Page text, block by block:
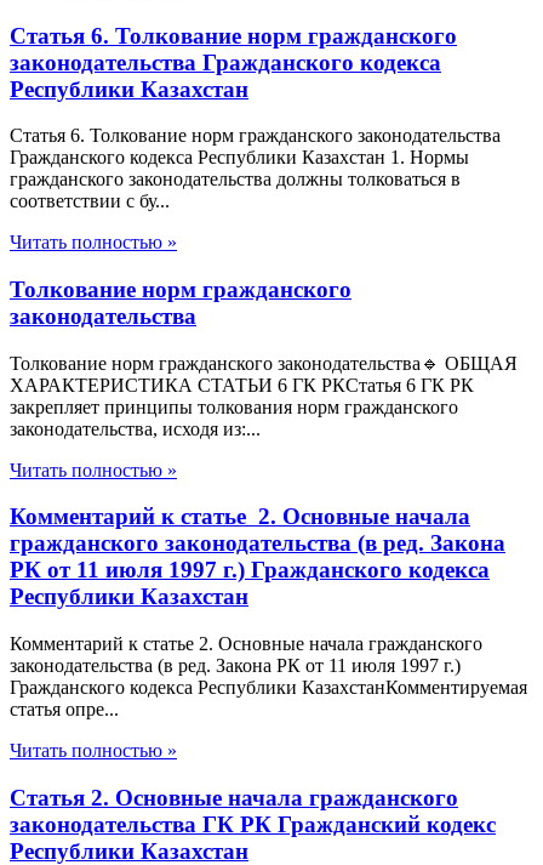
Статья 6. Толкование норм гражданского
законодательства Гражданского кодекса
Республики Казахстан
Статья 6. Толкование норм гражданского законодательства
Гражданского кодекса Республики Казахстан 1. Нормы
гражданского законодательства должны толковаться в
соответствии с бу...
Читать полностью »
Толкование норм гражданского
законодательства
Толкование норм гражданского законодательства🔹 ОБЩАЯ
ХАРАКТЕРИСТИКА СТАТЬИ 6 ГК РКСтатья 6 ГК РК
закрепляет принципы толкования норм гражданского
законодательства, исходя из:...
Читать полностью »
Комментарий к статье 2. Основные начала
гражданского законодательства (в ред. Закона
РК от 11 июля 1997 г.) Гражданского кодекса
Республики Казахстан
Комментарий к статье 2. Основные начала гражданского
законодательства (в ред. Закона РК от 11 июля 1997 г.)
Гражданского кодекса Республики КазахстанКомментируемая
статья опре...
Читать полностью »
Статья 2. Основные начала гражданского
законодательства ГК РК Гражданский кодекс
Республики Казахстан